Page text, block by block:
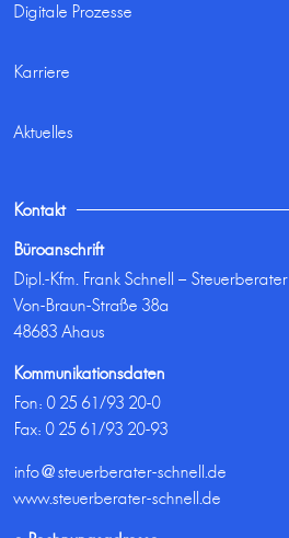
Digitale Prozesse
Karriere
Aktuelles
Kontakt
Büroanschrift
Dipl.-Kfm. Frank Schnell – Steuerberater
Von-Braun-Straße 38a
48683 Ahaus
Kommunikationsdaten
Fon:0 25 61/93 20-0
Fax: 0 25 61/93 20-93
info@steuerberater-schnell.de
www.steuerberater-schnell.de